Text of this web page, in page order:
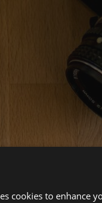
cookies to enhance